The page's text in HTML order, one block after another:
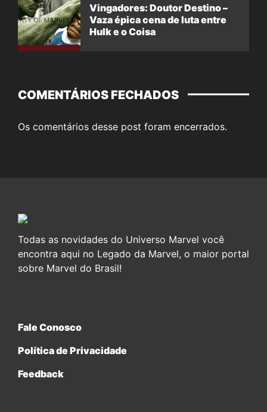
Vingadores: Doutor Destino –
Vaza épica cena de luta entre
Hulk e o Coisa
COMENTÁRIOS FECHADOS
Os comentários desse post foram encerrados.
Todas as novidades do Universo Marvel você
encontra aqui no Legado da Marvel, o maior portal
sobre Marvel do Brasil!
Fale Conosco
Política de Privacidade
Feedback